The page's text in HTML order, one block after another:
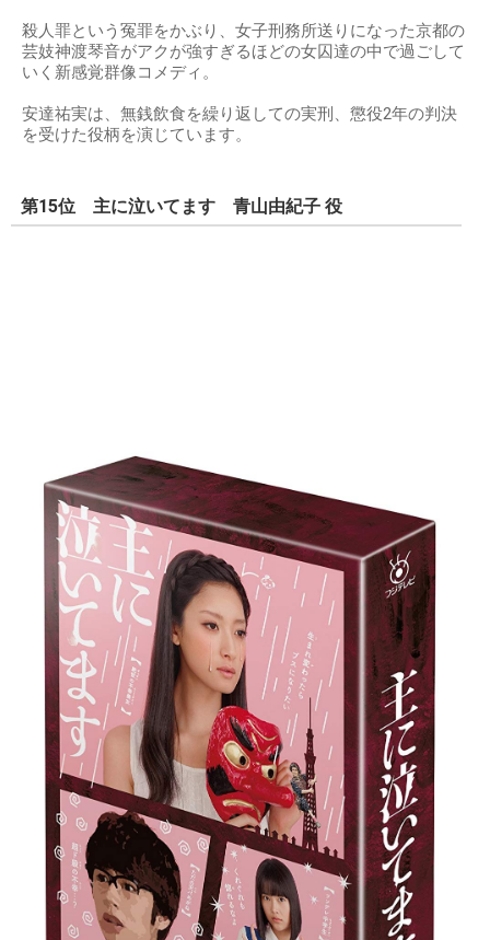
殺人罪という冤罪をかぶり、女子刑務所送りになった京都の
芸妓神渡琴音がアクが強すぎるほどの女囚達の中で過ごして
いく新感覚群像コメディ。
安達祐実は、無銭飲食を繰り返しての実刑、懲役2年の判決
を受けた役柄を演じています。
第15位 主に泣いてます 青山由紀子 役